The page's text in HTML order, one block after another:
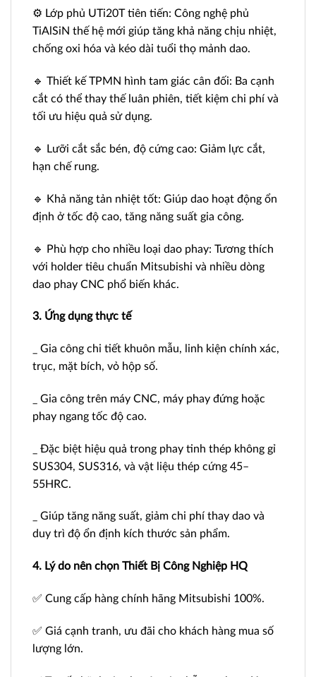
⚙️ Lớp phủ UTi20T tiên tiến: Công nghệ phủ
TiAlSiN thế hệ mới giúp tăng khả năng chịu nhiệt,
chống oxi hóa và kéo dài tuổi thọ mảnh dao.
🔹 Thiết kế TPMN hình tam giác cân đối: Ba cạnh
cắt có thể thay thế luân phiên, tiết kiệm chi phí và
tối ưu hiệu quả sử dụng.
🔹 Lưỡi cắt sắc bén, độ cứng cao: Giảm lực cắt,
hạn chế rung.
🔹 Khả năng tản nhiệt tốt: Giúp dao hoạt động ổn
định ở tốc độ cao, tăng năng suất gia công.
🔹 Phù hợp cho nhiều loại dao phay: Tương thích
với holder tiêu chuẩn Mitsubishi và nhiều dòng
dao phay CNC phổ biến khác.
3. Ứng dụng thực tế
_ Gia công chi tiết khuôn mẫu, linh kiện chính xác,
trục, mặt bích, vỏ hộp số.
_ Gia công trên máy CNC, máy phay đứng hoặc
phay ngang tốc độ cao.
_ Đặc biệt hiệu quả trong phay tinh thép không gỉ
SUS304, SUS316, và vật liệu thép cứng 45–
55HRC.
_ Giúp tăng năng suất, giảm chi phí thay dao và
duy trì độ ổn định kích thước sản phẩm.
4. Lý do nên chọn Thiết Bị Công Nghiệp HQ
✅ Cung cấp hàng chính hãng Mitsubishi 100%.
✅ Giá cạnh tranh, ưu đãi cho khách hàng mua số
lượng lớn.